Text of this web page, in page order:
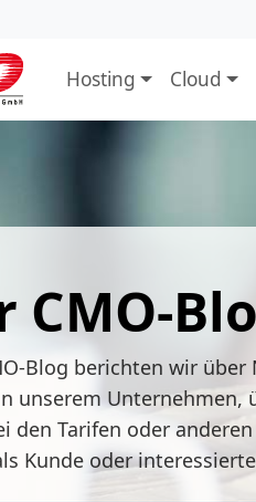
Hosting Cloud
CMO-
Blog berichten wir über
unserem Unternehmen,
den Tarifen oder
Kunde oder